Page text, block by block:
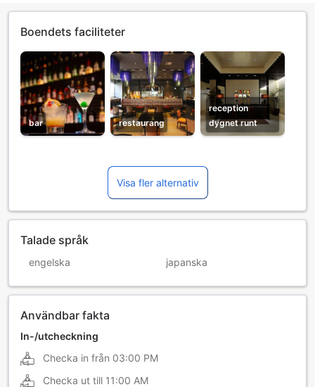
Boendets faciliteter
bar restaurang
reception
dygnet runt
Visa fler alternativ
Talade språk
engelska japanska
Användbar fakta
In-/utcheckning
Checka in från 03:00 PM
Checka ut till 11:00 AM